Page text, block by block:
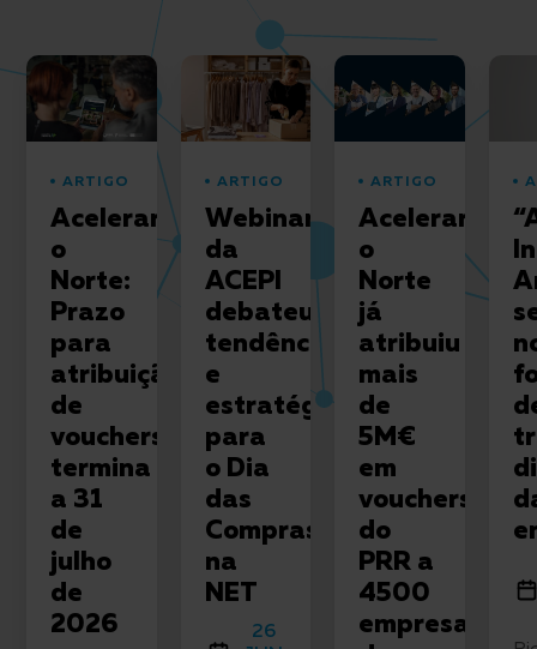
Slider Gallery
ARTIGO
Acelerar
o
Norte:
Prazo
para
atribuição
de
vouchers
termina
a 31
de
julho
de
2026
ARTIGO
Webinar
da
ACEPI
debateu
tendências
e
estratégias
para
o Dia
das
Compras
na
NET
26
ARTIGO
Acelerar
o
Norte
já
atribuiu
mais
de
5M€
em
vouchers
do
PRR a
4500
empresas